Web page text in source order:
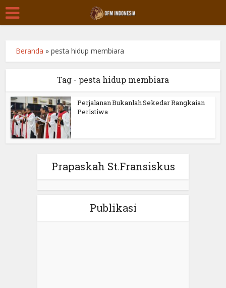
Beranda »pesta hidup membiara
Tag - pesta hidup membiara
Perjalanan Bukanlah Sekedar Rangkaian
Peristiwa
Prapaskah St.Fransiskus
Publikasi